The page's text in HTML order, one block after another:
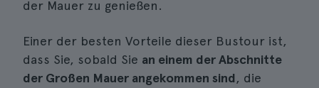
der Mauer zu genießen.
Einer der besten Vorteile dieser Bustour ist,
dass Sie, sobald Sie an einem der Abschnitte
der Großen Mauer angekommen sind, die